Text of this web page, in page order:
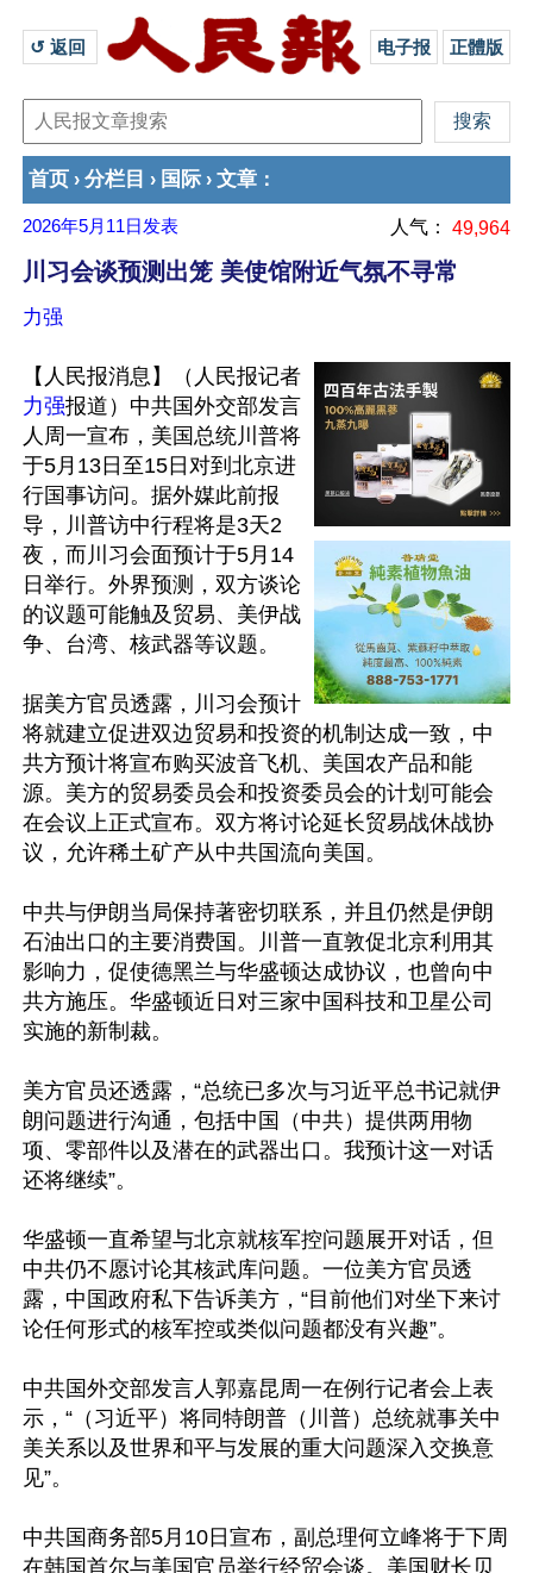
↺ 返回 电子报 正體版
首页 › 分栏目 › 国际 › 文章 ：
2026年5月11日 发表 人气： 49,964
川习会谈预测出笼 美使馆附近气氛不寻常
力强
【人民报消息】（人民报记者
力强报道）中共国外交部发言
人周一宣布，美国总统川普将
于5月13日至15日对到北京进
行国事访问。据外媒此前报
导，川普访中行程将是3天2
夜，而川习会面预计于5月14
日举行。外界预测，双方谈论
的议题可能触及贸易、美伊战
争、台湾、核武器等议题。
据美方官员透露，川习会预计
将就建立促进双边贸易和投资的机制达成一致，中
共方预计将宣布购买波音飞机、美国农产品和能
源。美方的贸易委员会和投资委员会的计划可能会
在会议上正式宣布。双方将讨论延长贸易战休战协
议，允许稀土矿产从中共国流向美国。
中共与伊朗当局保持著密切联系，并且仍然是伊朗
石油出口的主要消费国。川普一直敦促北京利用其
影响力，促使德黑兰与华盛顿达成协议，也曾向中
共方施压。华盛顿近日对三家中国科技和卫星公司
实施的新制裁。
美方官员还透露，“总统已多次与习近平总书记就伊
朗问题进行沟通，包括中国（中共）提供两用物
项、零部件以及潜在的武器出口。我预计这一对话
还将继续”。
华盛顿一直希望与北京就核军控问题展开对话，但
中共仍不愿讨论其核武库问题。一位美方官员透
露，中国政府私下告诉美方，“目前他们对坐下来讨
论任何形式的核军控或类似问题都没有兴趣”。
中共国外交部发言人郭嘉昆周一在例行记者会上表
示，“（习近平）将同特朗普（川普）总统就事关中
美关系以及世界和平与发展的重大问题深入交换意
见”。
中共国商务部5月10日宣布，副总理何立峰将于下周
在韩国首尔与美国官员举行经贸会谈。美国财长贝